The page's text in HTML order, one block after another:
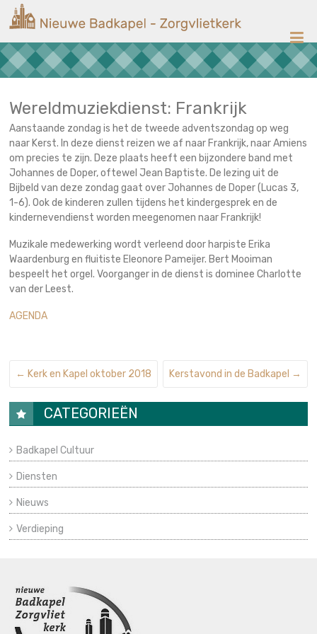
naar
inhoud
Nieuwe
Badkapel
Kerk
Wereldmuziekdienst: Frankrijk
Aanstaande zondag is het de tweede adventszondag op weg
naar Kerst. In deze dienst reizen we af naar Frankrijk, naar Amiens
om precies te zijn. Deze plaats heeft een bijzondere band met
Johannes de Doper, oftewel Jean Baptiste. De lezing uit de
Bijbeld van deze zondag gaat over Johannes de Doper (Lucas 3,
1-6). Ook de kinderen zullen tijdens het kindergesprek en de
kindernevendienst worden meegenomen naar Frankrijk!
Muzikale medewerking wordt verleend door harpiste Erika
Waardenburg en fluitiste Eleonore Pameijer. Bert Mooiman
bespeelt het orgel. Voorganger in de dienst is dominee Charlotte
van der Leest.
AGENDA
← Kerk en Kapel oktober 2018 Kerstavond in de Badkapel →
CATEGORIEËN
Badkapel Cultuur
Diensten
Nieuws
Verdieping